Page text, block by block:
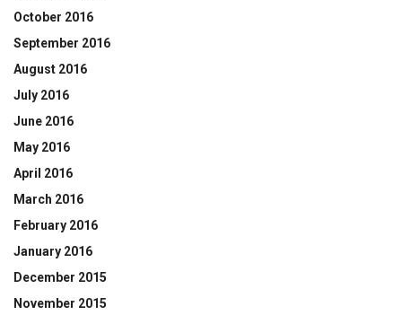
October 2016
September 2016
August 2016
July 2016
June 2016
May 2016
April 2016
March 2016
February 2016
January 2016
December 2015
November 2015